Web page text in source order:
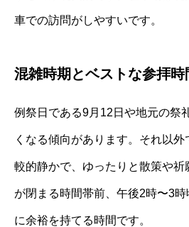
車での訪問がしやすいです。
混雑時期とベストな参拝時
例祭日である9月12日や地元の祭
くなる傾向があります。それ以
較的静かで、ゆったりと散策や
が閉まる時間帯前、午後2時〜3
に余裕を持てる時間です。